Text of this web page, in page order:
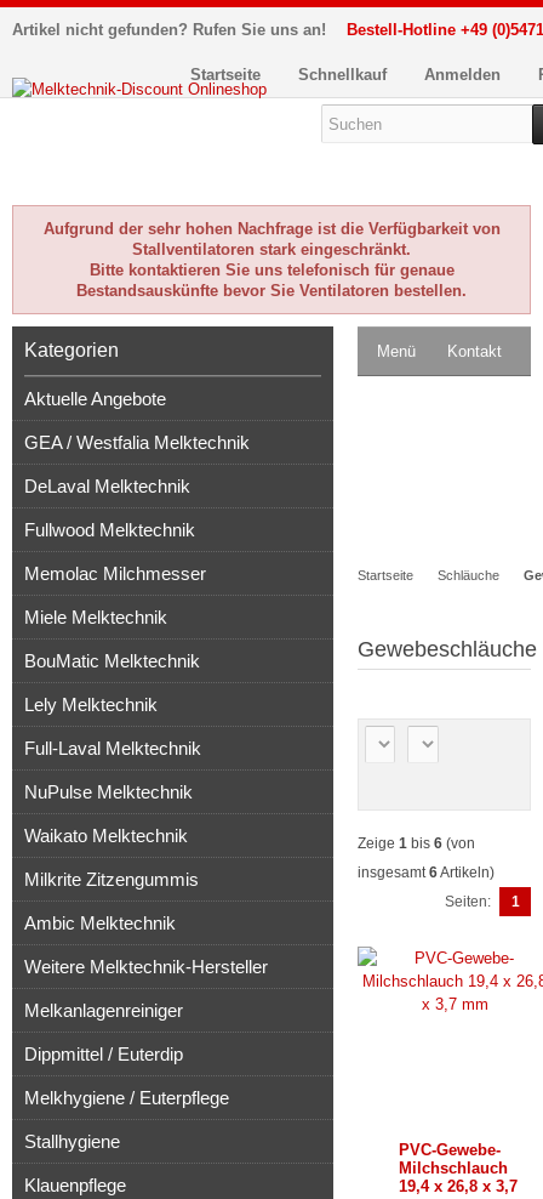
Artikel nicht gefunden? Rufen Sie uns an! Bestell-Hotline +49
Anmelden
Schnellkauf
Startseite
Aufgrund der sehr hohen Nachfrage ist die Verfügbarkeit von
Stallventilatoren stark eingeschränkt.
Bitte kontaktieren Sie uns telefonisch für genaue
Bestandsauskünfte bevor Sie Ventilatoren bestellen.
Menü Kontakt
Startseite Schläuche
Gewebeschläuche
Zeige 1 bis 6 (von
insgesamt6Artikeln)
Seiten:
1
PVC-Gewebe-
Milchschlauch
19,4 x 26,8 x 3,7
Kategorien
Aktuelle Angebote
GEA / Westfalia Melktechnik
DeLaval Melktechnik
Fullwood Melktechnik
Memolac Milchmesser
Miele Melktechnik
BouMatic Melktechnik
Lely Melktechnik
Full-Laval Melktechnik
NuPulse Melktechnik
Waikato Melktechnik
Milkrite Zitzengummis
Ambic Melktechnik
Weitere Melktechnik-Hersteller
Melkanlagenreiniger
Dippmittel / Euterdip
Melkhygiene / Euterpflege
Stallhygiene
Klauenpflege